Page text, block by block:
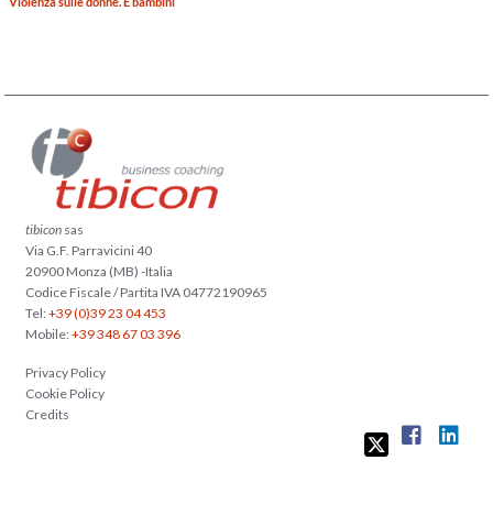
tibicon sas
Via G.F. Parravicini 40
20900 Monza (MB) -Italia
Codice Fiscale / Partita IVA 04772190965
Tel:+39 (0)39 23 04 453
Mobile:+39 348 67 03 396
Privacy Policy
Cookie Policy
Credits